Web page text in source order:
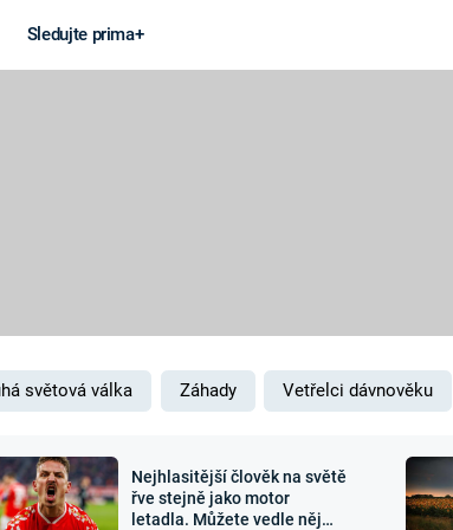
Sledujte prima+
MARS
Záhady a
světová válka Záhady Vetřelci dávnověku
Nejhlasitější člověk na světě
řve stejně jako motor
letadla. Můžete vedle něj